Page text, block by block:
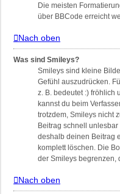
Die meisten
über BBCode erreicht
Nach oben
Was sind Smileys?
Smileys sind kleine
Gefühl auszudrücken.
z. B. bedeutet :) fröhlich
kannst du beim
trotzdem, Smileys nicht
Beitrag schnell
deshalb deinen Beitrag
komplett löschen. Die
der Smileys begrenzen,
Nach oben